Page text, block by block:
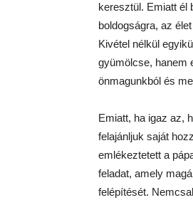
keresztül. Emiatt él
boldogságra, az
Kivétel nélkül
gyümölcse, hanem
önmagunkból és
Emiatt, ha igaz az,
felajánljuk saját
emlékeztetett a
feladat, amely
felépítését.